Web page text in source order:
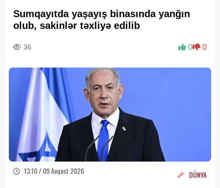
Sumqayıtda yaşayış binasında yanğın
olub, sakinlər təxliyə edilib
36 0 0
13:10 / 09 Avqust 2026 DÜNYA